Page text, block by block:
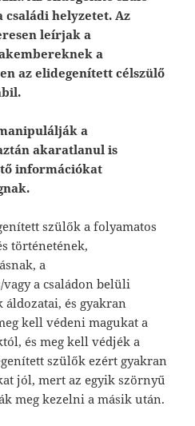
helyzetet. Az
leírjak a
a
az elidegenített célszülő
a
akaratlanul is
információkat
szülők a folyamatos
történetének,
a
vagy a családon belüli
és gyakran
kell védeni magukat a
és meg kell védjék a
szülők ezért gyakran
jól, mert az egyik szörnyű
meg kezelni a másik után.